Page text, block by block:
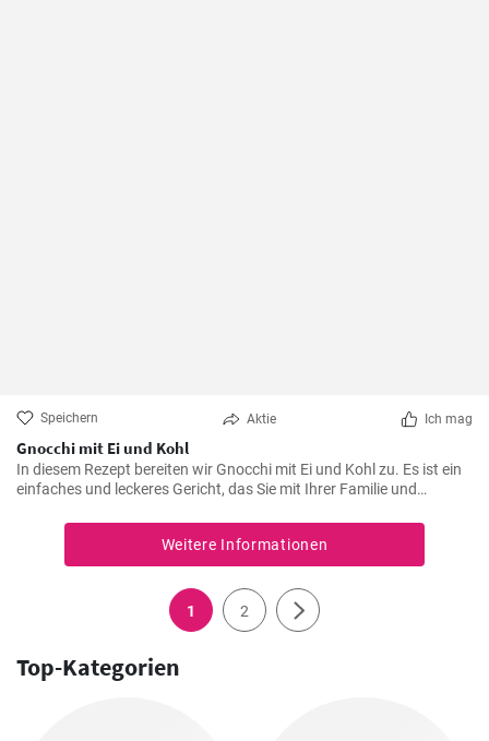
Speichern Aktie Ich mag
Gnocchi mit Ei und Kohl
In diesem Rezept bereiten wir Gnocchi mit Ei und Kohl zu. Es ist ein
einfaches und leckeres Gericht, das Sie mit Ihrer Familie und
Weitere Informationen
1 2
Top-Kategorien